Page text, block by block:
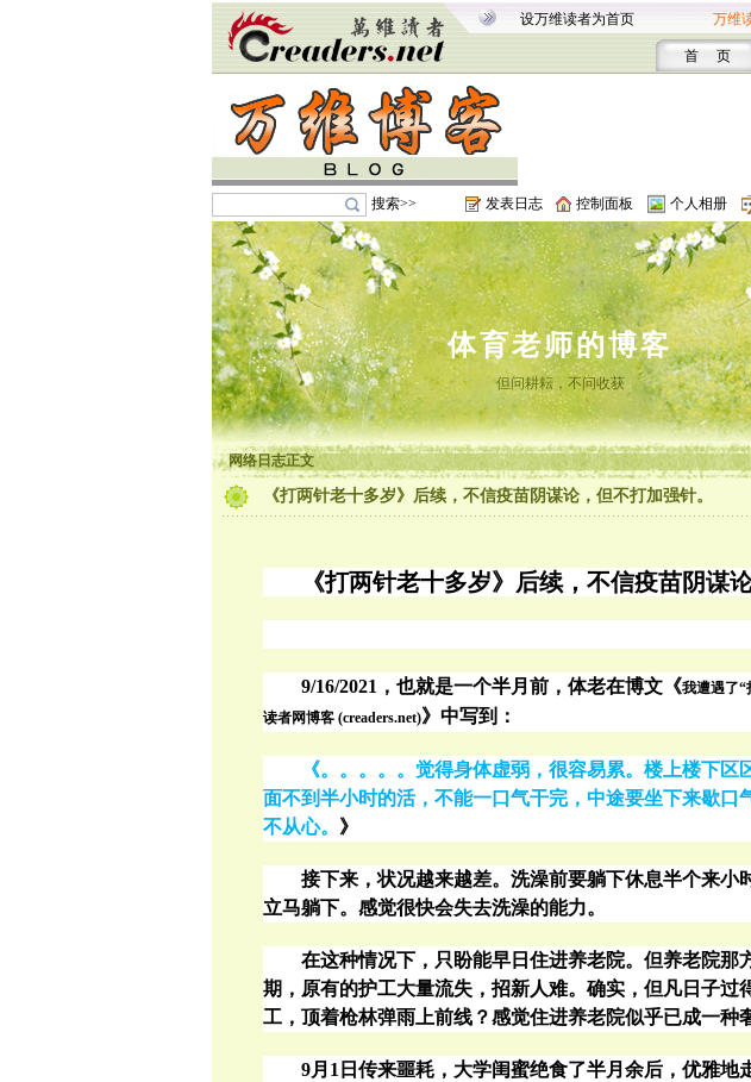
设万维读者为首页 万维
首 页
搜索>> 发表日志 控制面板 个人相册
体育老师的博客
但问耕耘，不问收获
网络日志正文
《打两针老十多岁》后续，不信疫苗阴谋论，但不打加强针。
《打两针老十多岁》后续，不信疫苗阴谋
9/16/2021 ，也就是一个半月前，体老在博文《我遭遇了“
读者网博客(creaders.net)》 中写到：
《。。。。。觉得身体虚弱，很容易累。楼上楼下区
面不到半小时的活，不能一口气干完，中途要坐下来歇口
不从心。 》
接下来，状况越来越差。洗澡前要躺下休息半个来小
立马躺下。感觉很快会失去洗澡的能力。
在这种情况下，只盼能早日住进养老院。但养老院那
期，原有的护工大量流失，招新人难。确实，但凡日子过
工，顶着枪林弹雨上前线？感觉住进养老院似乎已成一种
9月 1 日传来噩耗，大学闺蜜绝食了半月余后，优雅地